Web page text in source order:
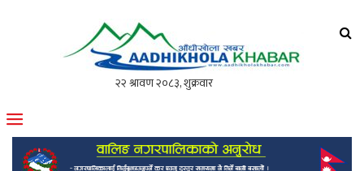
मोफसलकै लोकप्रिय अनलाइन पत्रिका